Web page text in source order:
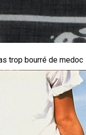
trop bourré de medoc